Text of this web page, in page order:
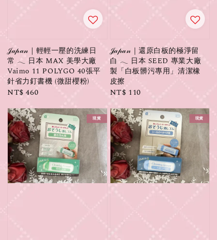
𝒥𝒶𝓅𝒶𝓃｜輕輕一壓的洗練日
常 𓂃 日本 MAX 美學大廠
Vaimo 11 POLYGO 40張平
針省力釘書機 (微甜櫻粉)
Regular
NT$ 460
𝒥𝒶𝓅𝒶𝓃｜還原白板的極淨留
白 𓂃 日本 SEED 專業大廠
製「白板髒污專用」清潔橡
皮擦
Regular
NT$ 110
現貨 現貨